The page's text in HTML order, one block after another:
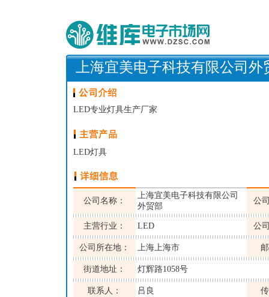
上海宜美电子科技有限公司外
LED专业灯具生产厂家
LED灯具
公司名称：
上海宜美电子科技有限公司
外贸部
公
主营行业： LED 公
公司所在地： 上海上海市
街道地址： 灯辉路1058号
联系人： 吕良